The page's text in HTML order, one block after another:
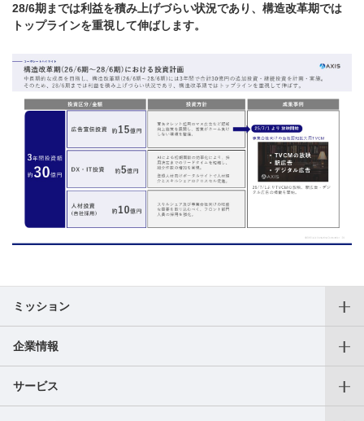
28/6期までは利益を積み上げづらい状況であり、構造改革期では
トップラインを重視して伸ばします。
ミッション
代表メッセージ
企業情報
役員一覧
サービス